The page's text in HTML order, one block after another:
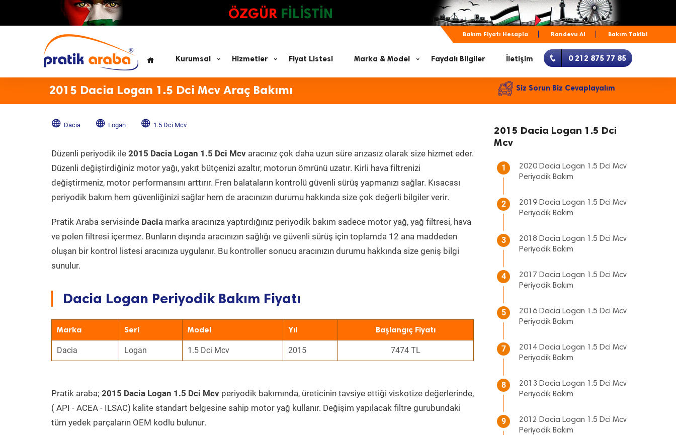
ÖZGÜR FİLİSTİN
Bakım Fiyatı Hesapla Randevu Al Bakım Takibi
Kurumsal Hizmetler Fiyat Listesi Marka & Model Faydalı Bilgiler İletişim 0 212 875 77 85
2015 Dacia Logan 1.5 Dci Mcv Araç Bakımı Siz Sorun Biz Cevaplayalım
Dacia Logan 1.5 Dci Mcv
Düzenli periyodik ile 2015 Dacia Logan 1.5 Dci Mcv aracınız çok daha uzun süre arızasız olarak size hizmet eder.
Düzenli değiştirdiğiniz motor yağı, yakıt bütçenizi azaltır, motorun ömrünü uzatır. Kirli hava filtrenizi
değiştirmeniz, motor performansını arttırır. Fren balataların kontrolü güvenli sürüş yapmanızı sağlar. Kısacası
periyodik bakım hem güvenliğinizi sağlar hem de aracınızın durumu hakkında size çok değerli bilgiler verir.
Pratik Araba servisinde Dacia marka aracınıza yaptırdığınız periyodik bakım sadece motor yağ, yağ filtresi, hava
ve polen filtresi içermez. Bunların dışında aracınızın sağlığı ve güvenli sürüş için toplamda 12 ana maddeden
oluşan bir kontrol listesi aracınıza uygulanır. Bu kontroller sonucu aracınızın durumu hakkında size geniş bilgi
sunulur.
Dacia Logan Periyodik Bakım Fiyatı
Marka Seri Model Yıl Başlangıç Fiyatı
Dacia Logan 1.5 Dci Mcv 2015 7474 TL
Pratik araba; 2015 Dacia Logan 1.5 Dci Mcv periyodik bakımında, üreticinin tavsiye ettiği viskotize değerlerinde,
( API - ACEA - ILSAC) kalite standart belgesine sahip motor yağ kullanır. Değişim yapılacak filtre gurubundaki
tüm yedek parçaların OEM kodlu bulunur.
2015 Dacia Logan 1.5 Dci
Mcv
1
2020 Dacia Logan 1.5 Dci Mcv
Periyodik Bakım
2
2019 Dacia Logan 1.5 Dci Mcv
Periyodik Bakım
3
2018 Dacia Logan 1.5 Dci Mcv
Periyodik Bakım
4
2017 Dacia Logan 1.5 Dci Mcv
Periyodik Bakım
5
2016 Dacia Logan 1.5 Dci Mcv
Periyodik Bakım
7
2014 Dacia Logan 1.5 Dci Mcv
Periyodik Bakım
8
2013 Dacia Logan 1.5 Dci Mcv
Periyodik Bakım
9
2012 Dacia Logan 1.5 Dci Mcv
Periyodik Bakım